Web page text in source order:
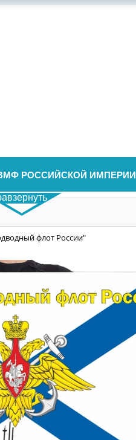
РОССИЙСКОЙ ИМПЕРИИ
флот России"